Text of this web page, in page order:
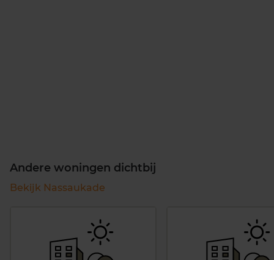
Andere woningen dichtbij
Bekijk Nassaukade